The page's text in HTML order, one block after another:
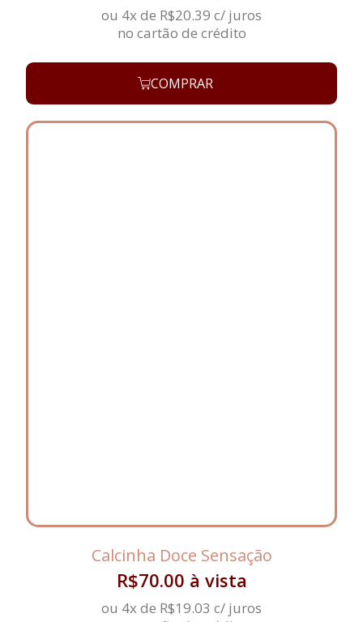
ou 4x de R$20.39 c/ juros
no cartão de crédito
COMPRAR
Calcinha Doce Sensação
R$70.00 à vista
ou 4x de R$19.03 c/ juros